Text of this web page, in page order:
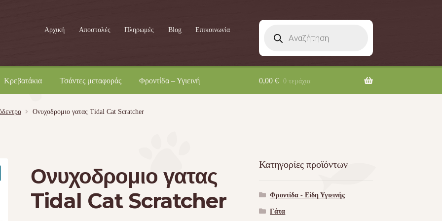
Αρχική Αποστολές Πληρωμές Blog Επικοινωνία
search
Κρεβατάκια Τσάντες μεταφοράς Φροντίδα – Υγιεινή 0,00 € 0 τεμάχια
Ονυχοδρομιο γατας Tidal Cat Scratcher
Ονυχοδρομιο γατας
Tidal Cat Scratcher
Κατηγορίες προϊόντων
Φροντίδα - Είδη Υγιεινής
Γάτα